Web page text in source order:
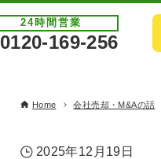
24時間 営業
0120-169-256
Home 会社売却・M&Aの話
2025年12月19日